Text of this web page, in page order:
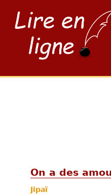
On a des
Jipaï